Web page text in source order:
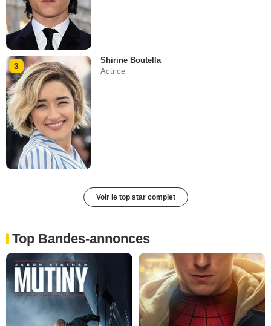
3
Shirine Boutella
Actrice
Voir le top star complet
Top Bandes-annonces